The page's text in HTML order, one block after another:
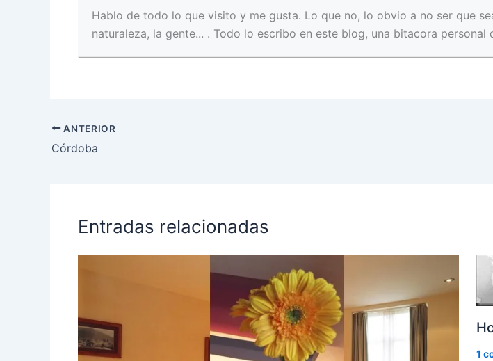
Hablo de todo lo que visito y me gusta. Lo que no, lo obvio a no ser que
naturaleza, la gente... . Todo lo escribo en este blog, una bitacora personal
ANTERIOR
Córdoba
Entradas relacionadas
1